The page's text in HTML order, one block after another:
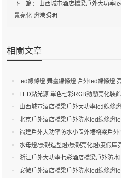
下一篇： 山西城市酒店橋梁戶外大功率
景亮化-燈港照明
相關文章
led線條燈 舞臺線條燈 戶外led線條燈
LED點光源 單色七彩RGB動態亮化裝
港照明山西城市酒店橋梁戶外大功率led線條
化-燈港照明
北京戶外酒店橋梁戶外防水led線條燈
景亮化-燈港照明
福建戶外大功率防水小區外墻橋梁戶
投光燈led路燈夜景效果-燈港照明
水母燈/景觀造型燈/景觀亮化燈/度假區
浙江戶外大功率七彩酒店橋梁戶外防
燈led路燈夜景效果-燈港照明
安徽戶外酒店橋梁戶外防水led線條燈